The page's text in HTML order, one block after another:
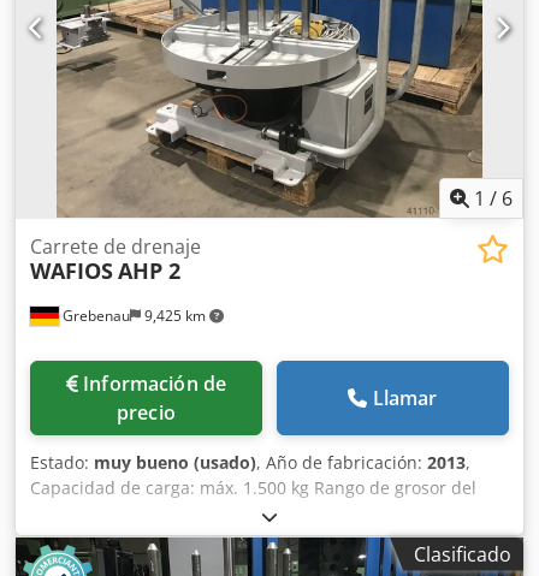
1 / 6
Grebenau 9,425 km
Carrete de drenaje
WAFIOSAHP 2
Información de
precio
Llamar
Estado: muy bueno (usado), Año de fabricación: 2013,
Capacidad de carga: máx. 1.500 kg Rango de grosor del
alambre: 0,5 - 8,0 mm Diámetro exterior del rollo: máx.
1.000 mm Diámetro interior del rollo: mín. 300 mm
Cjdpfxsvam Iis Akberf Velocidad de rotación: 0 - 80 rpm
Clasificado